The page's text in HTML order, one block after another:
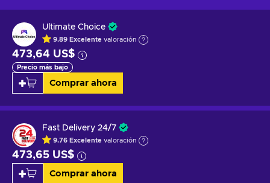
Ultimate Choice
9.89 Excelente valoración
473,64 US$
Precio más bajo
Comprar ahora
Fast Delivery 24/7
9.76 Excelente valoración
473,65 US$
Comprar ahora